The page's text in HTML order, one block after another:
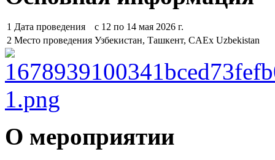
1 Дата проведения
с 12 по 14 мая 2026 г.
2 Место проведения Узбекистан, Ташкент, CAEx Uzbekistan
О мероприятии